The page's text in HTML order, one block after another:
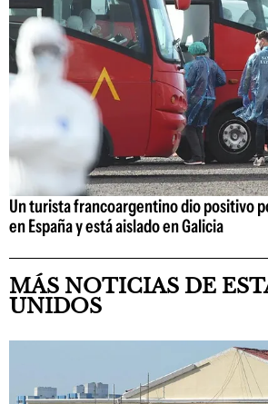
Un turista francoargentino dio positivo
en España y está aislado en Galicia
MÁS NOTICIAS DE
UNIDOS